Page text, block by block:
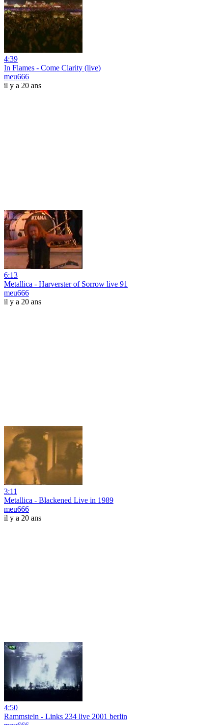
4:39
In Flames - Come Clarity (live)
meu666
il y a 20 ans
6:13
Metallica - Harverster of Sorrow live 91
meu666
il y a 20 ans
3:11
Metallica - Blackened Live in 1989
meu666
il y a 20 ans
4:50
Rammstein - Links 234 live 2001 berlin